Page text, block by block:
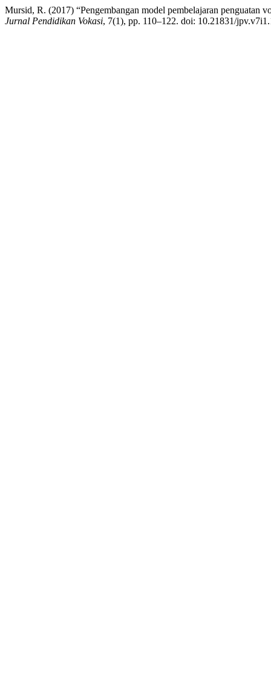
Mursid, R. (2017) “Pengembangan model pembelajaran penguatan
Jurnal Pendidikan Vokasi, 7(1), pp. 110–122. doi: 10.21831/